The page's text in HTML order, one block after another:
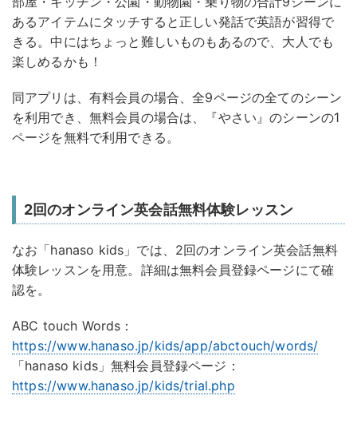
あるアイテムにタッチすると正しい発話で英語が習得で
きる。中にはちょっと難しいものもあるので、大人でも
楽しめるかも！
同アプリは、有料会員の場合、全9ページの全てのシーン
を利用でき、無料会員の場合は、『やさい』のシーンの1
ページを無料で利用できる。
2回のオンライン英会話無料体験レッスン
なお「hanaso kids」では、2回のオンライン英会話無料
体験レッスンを用意。詳細は無料会員登録ページにて確
認を。
ABC touch Words：
https://www.hanaso.jp/kids/app/abctouch/words/
「hanaso kids」無料会員登録ページ：
https://www.hanaso.jp/kids/trial.php